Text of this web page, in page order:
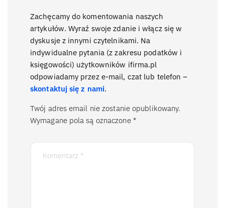
Zachęcamy do komentowania naszych
artykułów. Wyraź swoje zdanie i włącz się w
dyskusje z innymi czytelnikami. Na
indywidualne pytania (z zakresu podatków i
księgowości) użytkowników ifirma.pl
odpowiadamy przez e-mail, czat lub telefon –
skontaktuj się z nami.
Twój adres email nie zostanie opublikowany.
Wymagane pola są oznaczone *